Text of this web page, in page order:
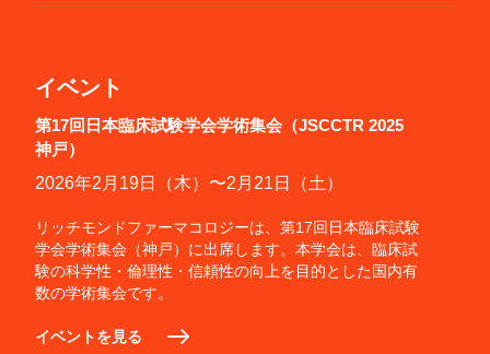
イベント
第17回日本臨床試験学会学術集会（JSCCTR 2025
神戸）
2026年2月19日（木）〜2月21日（土）
リッチモンドファーマコロジーは、第17回日本臨床試験
学会学術集会（神戸）に出席します。本学会は、臨床試
験の科学性・倫理性・信頼性の向上を目的とした国内有
数の学術集会です。
イベントを見る